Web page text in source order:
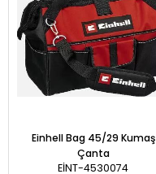
Einhell Bag 45/29 Kumaş
Çanta
EİNT-4530074